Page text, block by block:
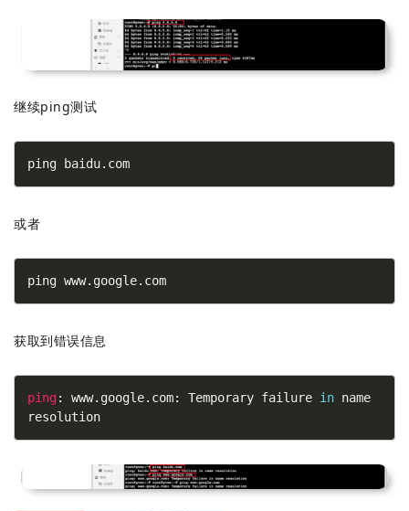
继续ping测试
ping baidu.com
或者
ping www.google.com
获取到错误信息
ping: www.google.com: Temporary failure in name
resolution